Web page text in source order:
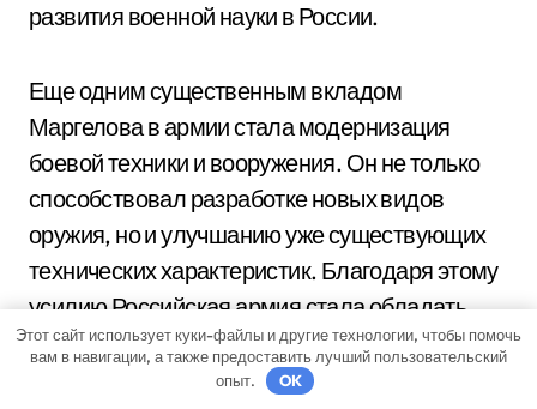
развития военной науки в России.
Еще одним существенным вкладом
Маргелова в армии стала модернизация
боевой техники и вооружения. Он не только
способствовал разработке новых видов
оружия, но и улучшанию уже существующих
технических характеристик. Благодаря этому
усилию Российская армия стала обладать
современными и эффективными образцами
оружия, что стало неотъемлемой частью ее
Этот сайт использует куки-файлы и другие технологии, чтобы помочь
вам в навигации, а также предоставить лучший пользовательский
опыт.
OK